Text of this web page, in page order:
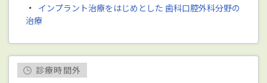
・ インプラント治療をはじめとした 歯科口腔外科分野の
治療
診療時間外